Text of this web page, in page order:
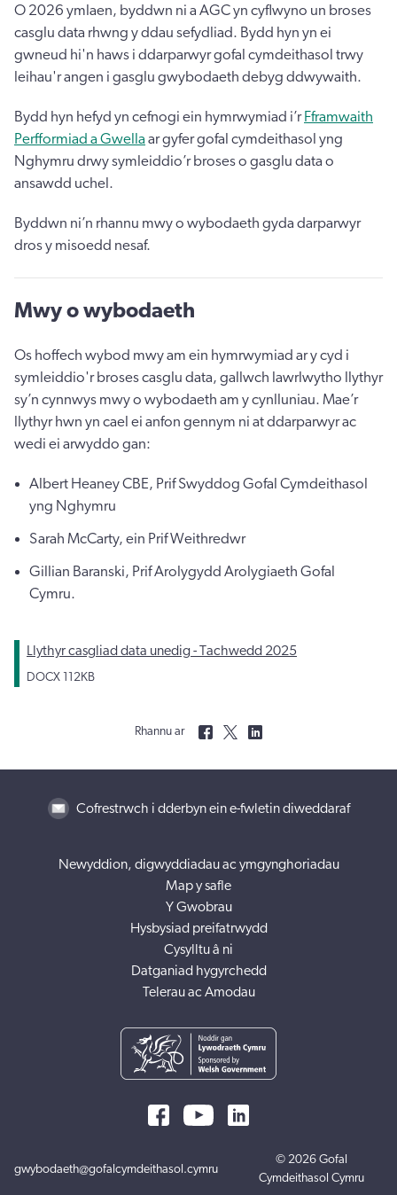
O 2026 ymlaen, byddwn ni a AGC yn cyflwyno un broses
casglu data rhwng y ddau sefydliad. Bydd hyn yn ei
gwneud hi'n haws i ddarparwyr gofal cymdeithasol trwy
leihau'r angen i gasglu gwybodaeth debyg ddwywaith.
Bydd hyn hefyd yn cefnogi ein hymrwymiad i’r Fframwaith
Perfformiad a Gwella ar gyfer gofal cymdeithasol yng
Nghymru drwy symleiddio’r broses o gasglu data o
ansawdd uchel.
Byddwn ni’n rhannu mwy o wybodaeth gyda darparwyr
dros y misoedd nesaf.
Mwy o wybodaeth
Os hoffech wybod mwy am ein hymrwymiad ar y cyd i
symleiddio'r broses casglu data, gallwch lawrlwytho llythyr
sy’n cynnwys mwy o wybodaeth am y cynlluniau. Mae’r
llythyr hwn yn cael ei anfon gennym ni at ddarparwyr ac
wedi ei arwyddo gan:
Albert Heaney CBE, Prif Swyddog Gofal Cymdeithasol
yng Nghymru
Sarah McCarty, ein Prif Weithredwr
Gillian Baranski, Prif Arolygydd Arolygiaeth Gofal
Cymru.
Llythyr casgliad data unedig - Tachwedd 2025
DOCX 112KB
Rhannu ar
Cofrestrwch i dderbyn ein e-fwletin diweddaraf
Newyddion, digwyddiadau ac ymgynghoriadau
Map y safle
Y Gwobrau
Hysbysiad preifatrwydd
Cysylltu â ni
Datganiad hygyrchedd
Telerau ac Amodau
gwybodaeth@gofalcymdeithasol.cymru
© 2026 Gofal
Cymdeithasol Cymru